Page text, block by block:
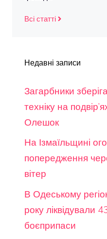
Всі статті
Недавні записи
Загарбники
техніку на
Олешок
На Ізмаїльщині
попередження
вітер
В Одеському
року ліквідували
боєприпаси